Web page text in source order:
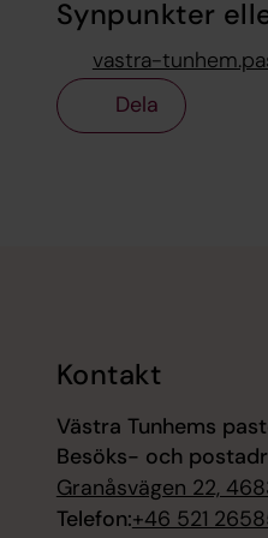
Synpunkter
vastra-
Dela
Kontakt
Västra Tunhems
Besöks- och
Granåsvägen 22,
Telefon:+46 521